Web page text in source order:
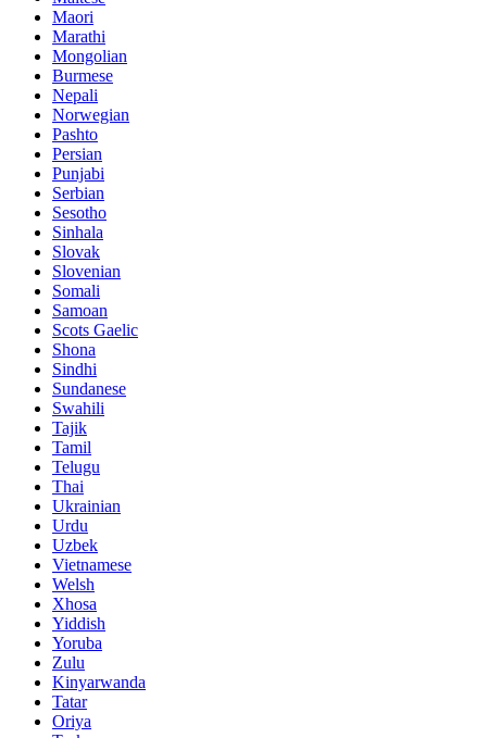
Maori
Marathi
Mongolian
Burmese
Nepali
Norwegian
Pashto
Persian
Punjabi
Serbian
Sesotho
Sinhala
Slovak
Slovenian
Somali
Samoan
Scots Gaelic
Shona
Sindhi
Sundanese
Swahili
Tajik
Tamil
Telugu
Thai
Ukrainian
Urdu
Uzbek
Vietnamese
Welsh
Xhosa
Yiddish
Yoruba
Zulu
Kinyarwanda
Tatar
Oriya